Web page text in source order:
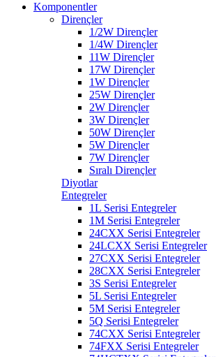
Komponentler
Dirençler
1/2W Dirençler
1/4W Dirençler
11W Dirençler
17W Dirençler
1W Dirençler
25W Dirençler
2W Dirençler
3W Dirençler
50W Dirençler
5W Dirençler
7W Dirençler
Sıralı Dirençler
Diyotlar
Entegreler
1L Serisi Entegreler
1M Serisi Entegreler
24CXX Serisi Entegreler
24LCXX Serisi Entegreler
27CXX Serisi Entegreler
28CXX Serisi Entegreler
3S Serisi Entegreler
5L Serisi Entegreler
5M Serisi Entegreler
5Q Serisi Entegreler
74CXX Serisi Entegreler
74FXX Serisi Entegreler